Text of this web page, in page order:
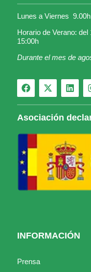
Lunes a Viernes
Horario de Verano:
15:00h
Durante el mes de
Asociación
INFORMACIÓN
Prensa